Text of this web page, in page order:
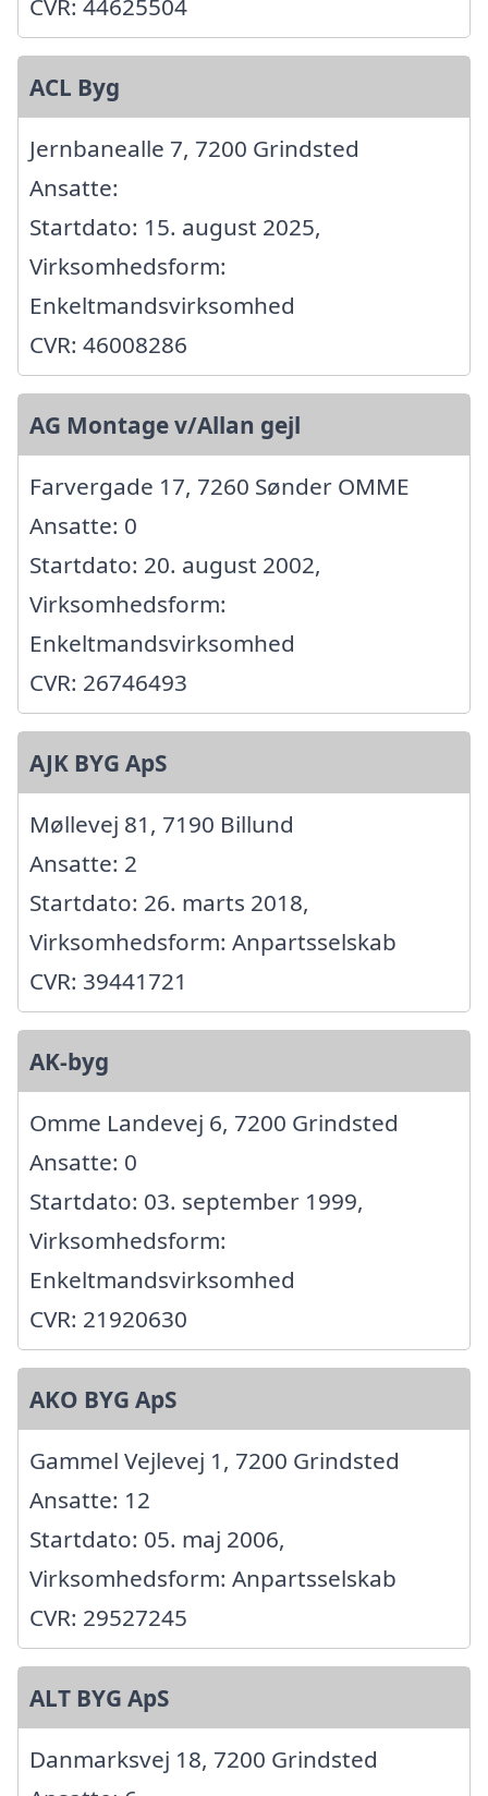
CVR: 44625504
ACL Byg
Jernbanealle 7, 7200 Grindsted
Ansatte:
Startdato: 15. august 2025,
Virksomhedsform:
Enkeltmandsvirksomhed
CVR: 46008286
AG Montage v/Allan gejl
Farvergade 17, 7260 Sønder OMME
Ansatte: 0
Startdato: 20. august 2002,
Virksomhedsform:
Enkeltmandsvirksomhed
CVR: 26746493
AJK BYG ApS
Møllevej 81, 7190 Billund
Ansatte: 2
Startdato: 26. marts 2018,
Virksomhedsform: Anpartsselskab
CVR: 39441721
AK-byg
Omme Landevej 6, 7200 Grindsted
Ansatte: 0
Startdato: 03. september 1999,
Virksomhedsform:
Enkeltmandsvirksomhed
CVR: 21920630
AKO BYG ApS
Gammel Vejlevej 1, 7200 Grindsted
Ansatte: 12
Startdato: 05. maj 2006,
Virksomhedsform: Anpartsselskab
CVR: 29527245
ALT BYG ApS
Danmarksvej 18, 7200 Grindsted